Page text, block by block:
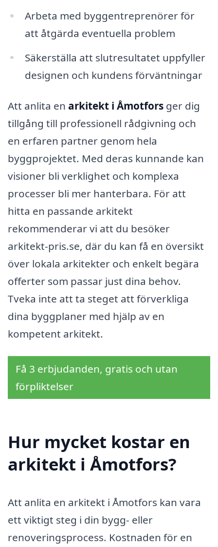
Arbeta med byggentreprenörer för
att åtgärda eventuella problem
Säkerställa att slutresultatet uppfyller
designen och kundens förväntningar
Att anlita en arkitekt i Åmotfors ger dig
tillgång till professionell rådgivning och
en erfaren partner genom hela
byggprojektet. Med deras kunnande kan
visioner bli verklighet och komplexa
processer bli mer hanterbara. För att
hitta en passande arkitekt
rekommenderar vi att du besöker
arkitekt-pris.se, där du kan få en översikt
över lokala arkitekter och enkelt begära
offerter som passar just dina behov.
Tveka inte att ta steget att förverkliga
dina byggplaner med hjälp av en
kompetent arkitekt.
Få 3 erbjudanden, gratis och utan
förpliktelser
Hur mycket kostar en
arkitekt i Åmotfors?
Att anlita en arkitekt i Åmotfors kan vara
ett viktigt steg i din bygg- eller
renoveringsprocess. Kostnaden för en